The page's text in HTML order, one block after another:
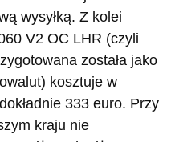
wysyłką. Z kolei
V2 OC LHR (czyli
została jako
kosztuje w
333 euro. Przy
kraju nie